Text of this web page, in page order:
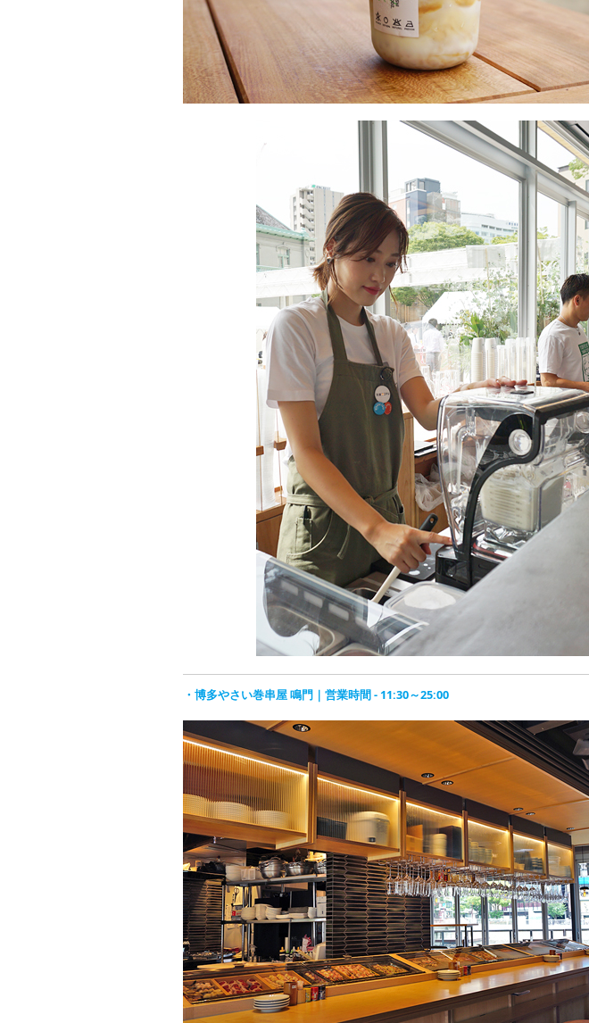
・博多やさい巻串屋 鳴門｜営業時間 - 11:30～25:00